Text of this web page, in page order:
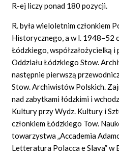
R-ej liczy ponad 180 pozycji.
R. była wieloletnim członkiem
Historycznego, a w l. 1948–52
Łódzkiego, współzałożycielką
Oddziału Łódzkiego Stow.
następnie pierwszą
Stow. Archiwistów Polskich.
nad zabytkami łódzkimi i
Kultury przy Wydz. Kultury i
członkiem Łódzkiego Tow.
towarzystwa „Accademia
Letteratura Polacca e Slava” w